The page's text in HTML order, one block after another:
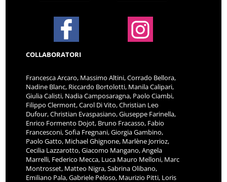
COLLABORATORI
Francesca Arcaro, Massimo Altini, Corrado Bellora,
Nadine Blanc, Riccardo Bortolotti, Manila Calipari,
Giulia Calisti, Nadia Camposaragna, Paolo Ciambi,
Filippo Clermont, Carol Di Vito, Christian Leo
Dufour, Christian Evaspasiano, Giuseppe Farinella,
Enrico Formento Dojot, Bruno Fracasso, Fabio
Francesconi, Sofia Fregnani, Giorgia Gambino,
Paolo Gatto, Michael Ghignone, Marlène Jorrioz,
Cecilia Lazzarotto, Giacomo Mangano, Angela
Marrelli, Federico Mecca, Luca Mauro Melloni, Marc
Montrosset, Matteo Nigra, Sabrina Olibano,
Emiliano Pala, Gabriele Peloso, Maurizio Pitti, Loris